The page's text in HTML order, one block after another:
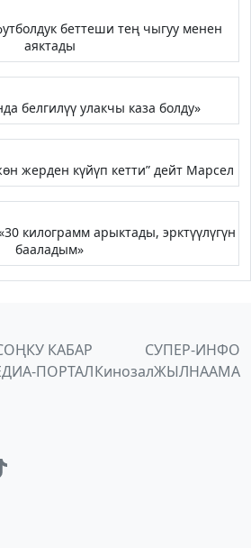
беттеши тең чыгуу менен
аяктады
белгилүү улакчы каза болду»
жерден күйүп кетти” дейт Марсел
килограмм арыктады, эрктүүлүгүн
бааладым»
КАБАР
СУПЕР-ИНФО
ПОРТАЛКинозалЖЫЛНААМА